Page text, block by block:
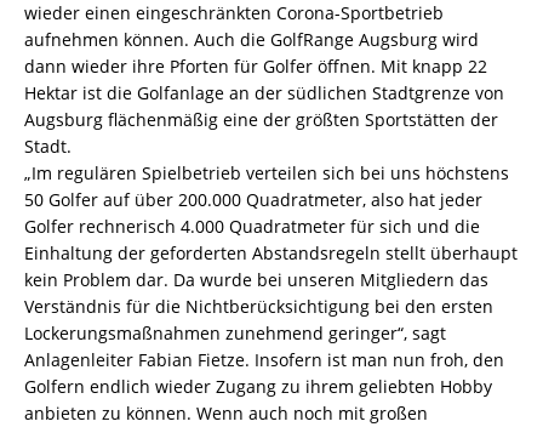
wieder einen eingeschränkten Corona-Sportbetrieb
aufnehmen können. Auch die GolfRange Augsburg wird
dann wieder ihre Pforten für Golfer öffnen. Mit knapp 22
Hektar ist die Golfanlage an der südlichen Stadtgrenze von
Augsburg flächenmäßig eine der größten Sportstätten der
Stadt.
„Im regulären Spielbetrieb verteilen sich bei uns höchstens
50 Golfer auf über 200.000 Quadratmeter, also hat jeder
Golfer rechnerisch 4.000 Quadratmeter für sich und die
Einhaltung der geforderten Abstandsregeln stellt überhaupt
kein Problem dar. Da wurde bei unseren Mitgliedern das
Verständnis für die Nichtberücksichtigung bei den ersten
Lockerungsmaßnahmen zunehmend geringer“, sagt
Anlagenleiter Fabian Fietze. Insofern ist man nun froh, den
Golfern endlich wieder Zugang zu ihrem geliebten Hobby
anbieten zu können. Wenn auch noch mit großen